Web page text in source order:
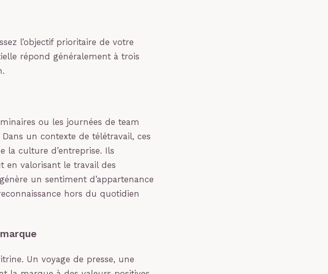
l’objectif prioritaire de votre
répond généralement à trois
ou les journées de team
un contexte de télétravail, ces
la culture d’entreprise. Ils
en valorisant le travail des
un sentiment d’appartenance
hors du quotidien
Un voyage de presse, une